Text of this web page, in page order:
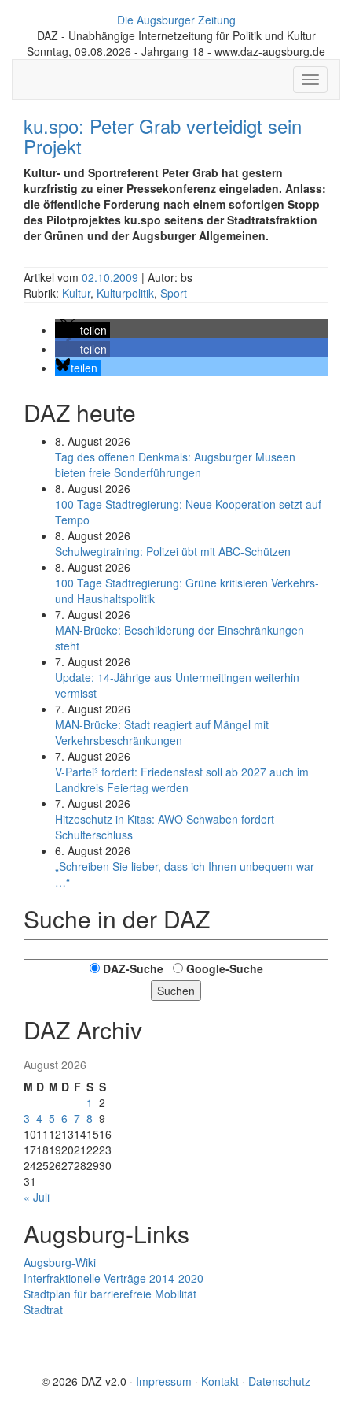
Die Augsburger Zeitung
DAZ - Unabhängige Internetzeitung für Politik und Kultur
Sonntag, 09.08.2026 - Jahrgang 18 - www.daz-augsburg.de
Toggle
ku.spo: Peter Grab verteidigt sein
Projekt
Kultur- und Sportreferent Peter Grab hat gestern
kurzfristig zu einer Pressekonferenz eingeladen. Anlass:
die öffentliche Forderung nach einem sofortigen Stopp
des Pilotprojektes ku.spo seitens der Stadtratsfraktion
der Grünen und der Augsburger Allgemeinen.
Artikel vom 02.10.2009 | Autor: bs
Rubrik: Kultur, Kulturpolitik, Sport
teilen
teilen
teilen
DAZ heute
8. August 2026
Tag des offenen Denkmals: Augsburger Museen
bieten freie Sonderführungen
8. August 2026
100 Tage Stadtregierung: Neue Kooperation setzt auf
Tempo
8. August 2026
Schul­weg­trai­ning: Poli­zei übt mit ABC-Schüt­zen
8. August 2026
100 Tage Stadtregierung: Grüne kritisieren Verkehrs-
und Haushaltspolitik
7. August 2026
MAN-Brücke: Beschilderung der Einschränkungen
steht
7. August 2026
Update: 14-Jährige aus Untermeitingen weiterhin
vermisst
7. August 2026
MAN-Brücke: Stadt reagiert auf Mängel mit
Verkehrsbeschränkungen
7. August 2026
V-Partei­³ fordert: Friedens­fest soll ab 2027 auch im
Land­kreis Feier­tag werden
7. August 2026
Hitzeschutz in Kitas: AWO Schwaben fordert
Schulterschluss
6. August 2026
„Schreiben Sie lieber, dass ich Ihnen unbequem war
…“
Suche in der DAZ
DAZ-Suche
Google-Suche
Suchen
DAZ Archiv
August 2026
M D M D F S S
1 2
3 4 5 6 7 8 9
1011 1213141516
17181920212223
24252627282930
31
« Juli
Augsburg-Links
Augsburg-Wiki
Interfraktionelle Verträge 2014-2020
Stadtplan für barrierefreie Mobilität
Stadtrat
© 2026 DAZ v2.0 · Impressum · Kontakt · Datenschutz